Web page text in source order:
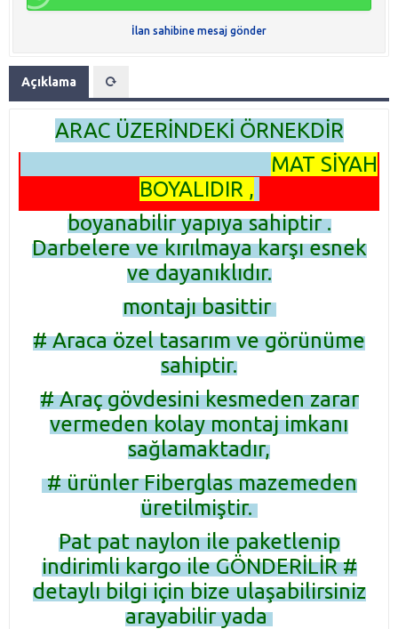
İlan sahibine mesaj gönder
Açıklama
ARAC ÜZERİNDEKİ ÖRNEKDİR
MAT SİYAH
BOYALIDIR ,
boyanabilir yapıya sahiptir .
Darbelere ve kırılmaya karşı esnek
ve dayanıklıdır.
montajı basittir
# Araca özel tasarım ve görünüme
sahiptir.
# Araç gövdesini kesmeden zarar
vermeden kolay montaj imkanı
sağlamaktadır,
# ürünler Fiberglas mazemeden
üretilmiştir.
Pat pat naylon ile paketlenip
indirimli kargo ile GÖNDERİLİR #
detaylı bilgi için bize ulaşabilirsiniz
arayabilir yada